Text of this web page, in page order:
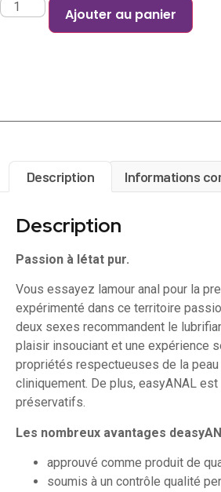
Ajouter au panier
Description Informations
Description
Passion à létat pur.
Vous essayez lamour anal pour la
expérimenté dans ce territoire
deux sexes recommandent le
plaisir insouciant et une expérience
propriétés respectueuses de la
cliniquement. De plus, easyANAL
préservatifs.
Les nombreux avantages
approuvé comme produit de
soumis à un contrôle qualité